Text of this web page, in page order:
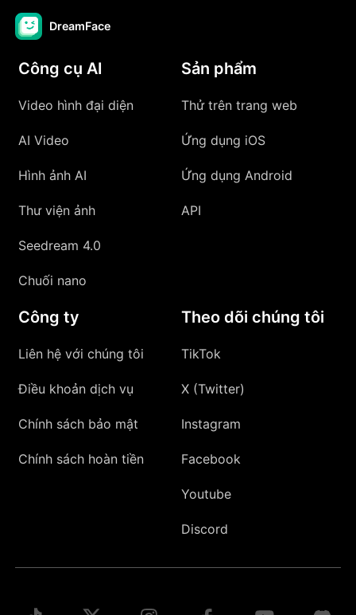
DreamFace
Công cụ AI
Video hình đại diện
AI Video
Hình ảnh AI
Thư viện ảnh
Seedream 4.0
Chuối nano
Sản phẩm
Thử trên trang web
Ứng dụng iOS
Ứng dụng Android
API
Công ty
Liên hệ với chúng tôi
Điều khoản dịch vụ
Chính sách bảo mật
Chính sách hoàn tiền
Theo dõi chúng tôi
TikTok
X (Twitter)
Instagram
Facebook
Youtube
Discord